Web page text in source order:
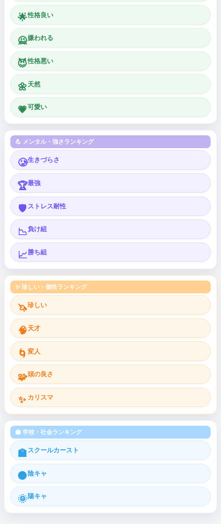
🌟性格良い
🙅嫌われる
😈性格悪い
🌼 天然
💗可愛い
💪 メンタル・強さランキング
🥲生きづらさ
🏆最強
🛡️ ストレス耐性
📉負け組
📈勝ち組
✨ 珍しい・個性ランキング
🦄珍しい
🧠 天才
🌀 変人
🧩頭の良さ
✨ カリスマ
🏫 学校・社会ランキング
🏫 スクールカースト
🌑陰キャ
🌞 陽キャ